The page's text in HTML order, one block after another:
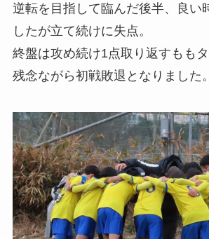
逆転を目指して臨んだ後半、良い
したが立て続けに失点。
終盤は攻め続け1点取り返すももタ
残念ながら初戦敗退となりました。